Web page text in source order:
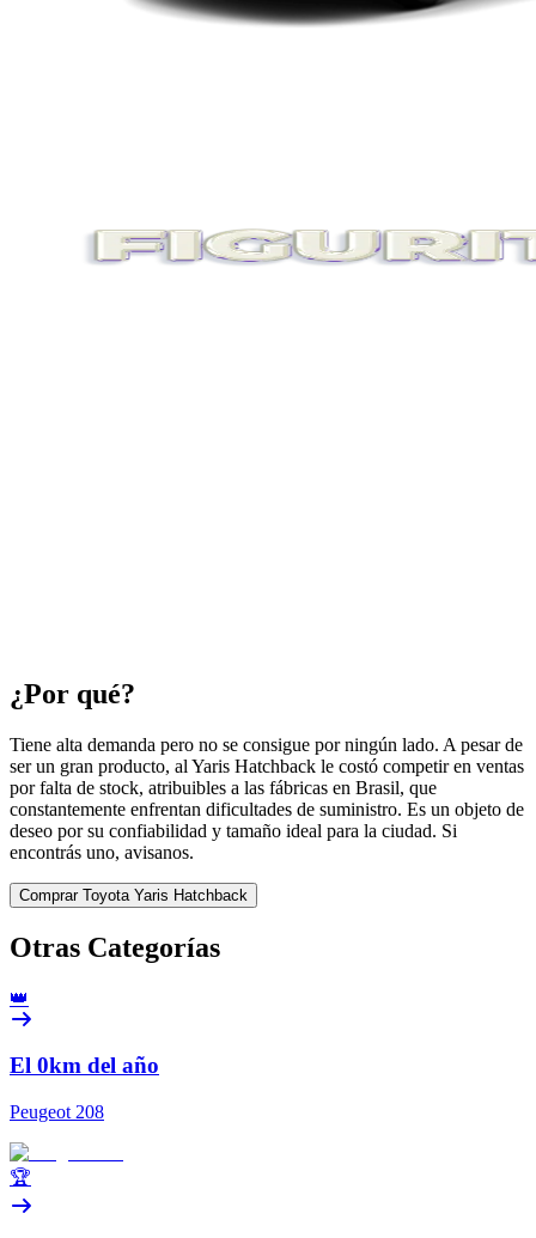
¿Por qué?
Tiene alta demanda pero no se consigue por ningún lado. A pesar de
ser un gran producto, al Yaris Hatchback le costó competir en ventas
por falta de stock, atribuibles a las fábricas en Brasil, que
constantemente enfrentan dificultades de suministro. Es un objeto de
deseo por su confiabilidad y tamaño ideal para la ciudad. Si
encontrás uno, avisanos.
Comprar Toyota Yaris Hatchback
Otras Categorías
👑
El 0km del año
Peugeot 208
🏆